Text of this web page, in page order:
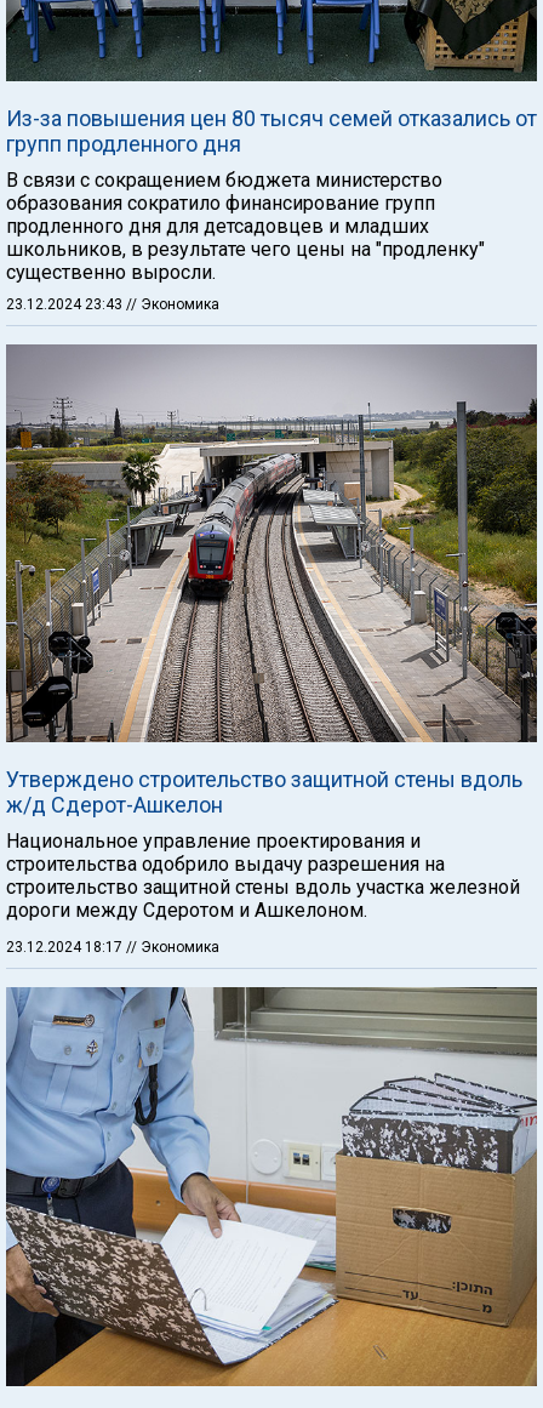
Из-за повышения цен 80 тысяч семей отказались от
групп продленного дня
В связи с сокращением бюджета министерство
образования сократило финансирование групп
продленного дня для детсадовцев и младших
школьников, в результате чего цены на "продленку"
существенно выросли.
23.12.2024 23:43 // Экономика
Утверждено строительство защитной стены вдоль
ж/д Сдерот-Ашкелон
Национальное управление проектирования и
строительства одобрило выдачу разрешения на
строительство защитной стены вдоль участка железной
дороги между Сдеротом и Ашкелоном.
23.12.2024 18:17 // Экономика